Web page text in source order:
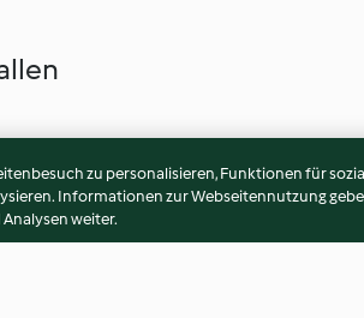
zu personalisieren, Funktionen für
Informationen zur Webseitennutzung
weiter.